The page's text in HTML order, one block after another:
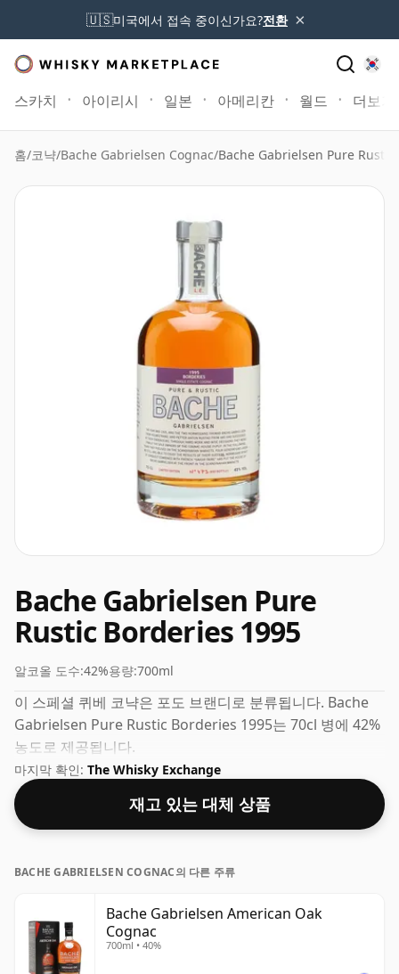
🇺🇸미국에서 접속 중이신가요?전환 ×
스카치 아이리시 일본 아메리칸 월드 더보기
홈/코냑/Bache Gabrielsen Cognac/Bache Gabrielsen Pure
Bache Gabrielsen Pure
Rustic Borderies 1995
알코올 도수:42%용량:700ml
이 스페셜 퀴베 코냑은 포도 브랜디로 분류됩니다. Bache
Gabrielsen Pure Rustic Borderies 1995는 70cl 병에 42%
농도로 제공됩니다.
마지막 확인: The Whisky Exchange
재고 있는 대체 상품
BACHE GABRIELSEN COGNAC의 다른 주류
Bache Gabrielsen American Oak
Cognac
700ml • 40%